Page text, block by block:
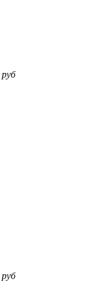
руб
руб